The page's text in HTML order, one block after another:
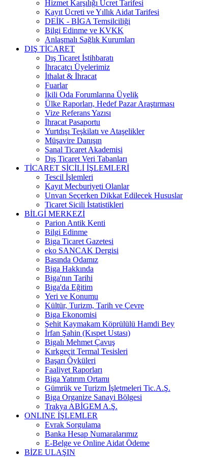
Hizmet Karşılığı Ücret Tarifesi
Kayıt Ücreti ve Yıllık Aidat Tarifesi
DEİK - BİGA Temsilciliği
Bilgi Edinme ve KVKK
Anlaşmalı Sağlık Kurumları
DIŞ TİCARET
Dış Ticaret İstihbaratı
İhracatçı Üyelerimiz
İthalat & İhracat
Fuarlar
İkili Oda Forumlarına Üyelik
Ülke Raporları, Hedef Pazar Araştırması
Vize Referans Yazısı
İhracat Pasaportu
Yurtdışı Teşkilatı ve Ataşelikler
Müşavire Danışın
Sanal Ticaret Akademisi
Dış Ticaret Veri Tabanları
TİCARET SİCİLİ İŞLEMLERİ
Tescil İşlemleri
Kayıt Mecburiyeti Olanlar
Unvan Seçerken Dikkat Edilecek Hususlar
Ticaret Sicili İstatistikleri
BİLGİ MERKEZİ
Parion Antik Kenti
Bilgi Edinme
Biga Ticaret Gazetesi
eko SANCAK Dergisi
Basında Odamız
Biga Hakkında
Biga'nın Tarihi
Biga'da Eğitim
Yeri ve Konumu
Kültür, Turizm, Tarih ve Çevre
Biga Ekonomisi
Şehit Kaymakam Köprülülü Hamdi Bey
İrfan Şahin (Kıspet Ustası)
Bigalı Mehmet Çavuş
Kırkgeçit Termal Tesisleri
Başarı Öyküleri
Faaliyet Raporları
Biga Yatırım Ortamı
Gümrük ve Turizm İşletmeleri Tic.A.Ş.
Biga Organize Sanayi Bölgesi
Trakya ABİGEM A.Ş.
ONLINE İŞLEMLER
Evrak Sorgulama
Banka Hesap Numaralarımız
E-Belge ve Online Aidat Ödeme
BİZE ULAŞIN